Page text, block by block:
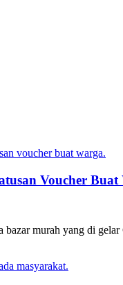
Voucher Buat
murah yang di